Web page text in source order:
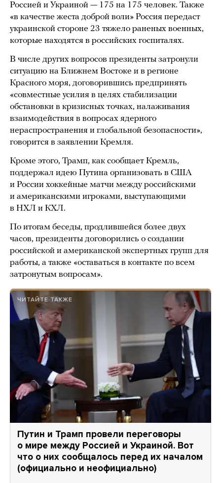
Россией и Украиной — 175 на 175 человек. Также
«в качестве жеста доброй воли» Россия передаст
украинской стороне 23 тяжело раненых военных,
которые находятся в российских госпиталях.
В числе других вопросов президенты затронули
ситуацию на Ближнем Востоке и в регионе
Красного моря, договорившись предпринять
«совместные усилия в целях стабилизации
обстановки в кризисных точках, налаживания
взаимодействия в вопросах ядерного
нераспространения и глобальной безопасности»,
говорится в заявлении Кремля.
Кроме этого, Трамп, как сообщает Кремль,
поддержал идею Путина организовать в США
и России хоккейные матчи между российскими
и американскими игроками, выступающими
в НХЛ и КХЛ.
По итогам беседы, продлившейся более двух
часов, президенты договорились о создании
российской и американской экспертных групп для
работы, а также «оставаться в контакте по всем
затронутым вопросам».
ЧИТАЙТЕ ТАКЖЕ
Путин и Трамп провели переговоры
о мире между Россией и Украиной. Вот
что о них сообщалось перед их началом
(официально и неофициально)